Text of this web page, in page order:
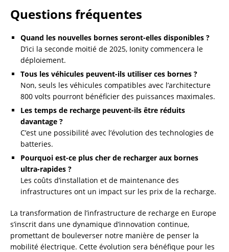
Questions fréquentes
Quand les nouvelles bornes seront-elles disponibles ?
D’ici la seconde moitié de 2025, Ionity commencera le
déploiement.
Tous les véhicules peuvent-ils utiliser ces bornes ?
Non, seuls les véhicules compatibles avec l’architecture
800 volts pourront bénéficier des puissances maximales.
Les temps de recharge peuvent-ils être réduits
davantage ?
C’est une possibilité avec l’évolution des technologies de
batteries.
Pourquoi est-ce plus cher de recharger aux bornes
ultra-rapides ?
Les coûts d’installation et de maintenance des
infrastructures ont un impact sur les prix de la recharge.
La transformation de l’infrastructure de recharge en Europe
s’inscrit dans une dynamique d’innovation continue,
promettant de bouleverser notre manière de penser la
mobilité électrique. Cette évolution sera bénéfique pour les